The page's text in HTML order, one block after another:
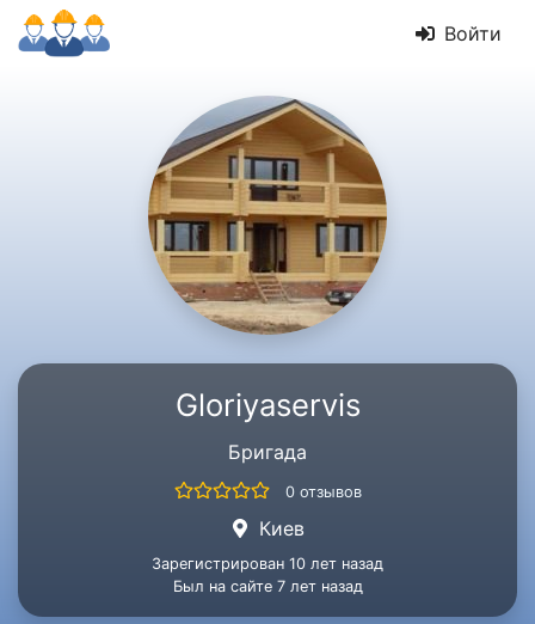
Войти
Gloriyaservis
Бригада
0 отзывов
Киев
Зарегистрирован 10 лет назад
Был на сайте 7 лет назад